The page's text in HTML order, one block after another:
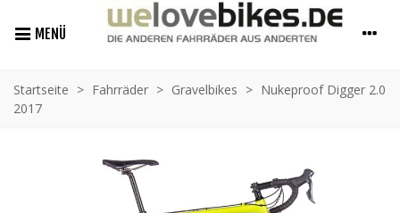
MENÜ
Startseite > Fahrräder > Gravelbikes > Nukeproof Digger 2.0
2017